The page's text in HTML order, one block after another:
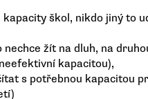
škol, nikdo jiný to
žít na dluh, na
kapacitou),
s potřebnou kapacitou